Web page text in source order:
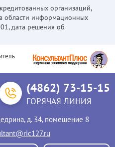
организаций,
области информационных
дата решения об
д. 34, помещение 8
(4862) 73-15-15
ГОРЯЧАЯ ЛИНИЯ